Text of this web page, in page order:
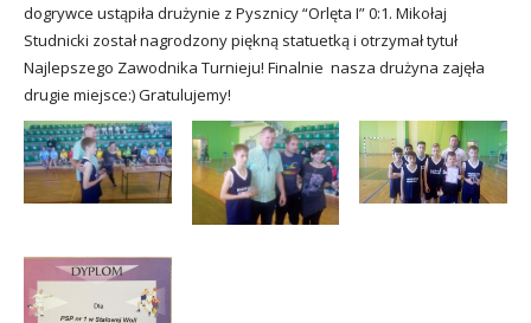
dogrywce ustąpiła drużynie z Pysznicy “Orlęta I” 0:1. Mikołaj
Studnicki został nagrodzony piękną statuetką i otrzymał tytuł
Najlepszego Zawodnika Turnieju! Finalnie nasza drużyna zajęła
drugie miejsce:) Gratulujemy!